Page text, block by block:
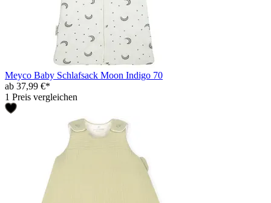
Meyco Baby Schlafsack Moon Indigo 70
ab 37,99 €*
1 Preis vergleichen